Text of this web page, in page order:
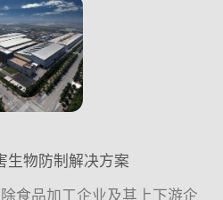
速发展，从而使各项工作...
生物防制解决方案
食品加工企业及其上下游企